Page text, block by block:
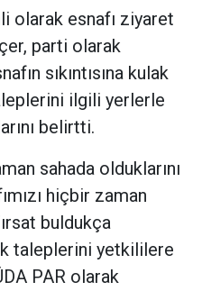
olarak esnafı ziyaret
parti olarak
sıkıntısına kulak
ilgili yerlerle
belirtti.
sahada olduklarını
hiçbir zaman
buldukça
taleplerini yetkililere
PAR olarak